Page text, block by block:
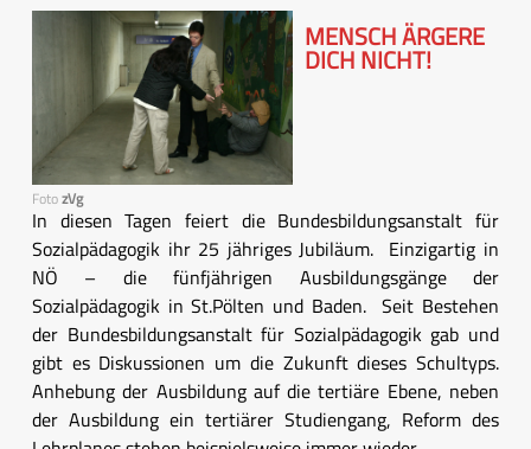
FotozVg
MENSCH ÄRGERE
DICH NICHT!
In diesen Tagen feiert die Bundesbildungsanstalt für
Sozialpädagogik ihr 25 jähriges Jubiläum. Einzigartig in
NÖ – die fünfjährigen Ausbildungsgänge der
Sozialpädagogik in St.Pölten und Baden. Seit Bestehen
der Bundesbildungsanstalt für Sozialpädagogik gab und
gibt es Diskussionen um die Zukunft dieses Schultyps.
Anhebung der Ausbildung auf die tertiäre Ebene, neben
der Ausbildung ein tertiärer Studiengang, Reform des